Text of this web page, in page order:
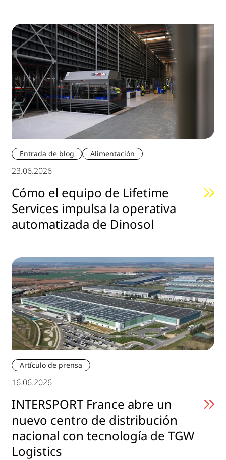
Entrada de blog Alimentación
23.06.2026
Cómo el equipo de Lifetime
Services impulsa la operativa
automatizada de Dinosol
Artículo de prensa
16.06.2026
INTERSPORT France abre un
nuevo centro de distribución
nacional con tecnología de TGW
Logistics